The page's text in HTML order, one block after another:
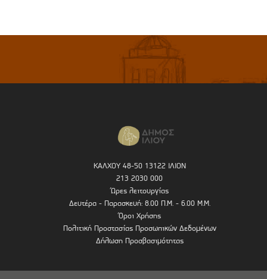
ΚΑΛΧΟΥ 48-50 13122 ΙΛΙΟΝ
213 2030 000
Ώρες λειτουργίας
Δευτέρα - Παρασκευή: 8.00 Π.Μ. - 6.00 Μ.Μ.
Όροι Χρήσης
Πολιτική Προστασίας Προσωπικών Δεδομένων
Δήλωση Προσβασιμότητας